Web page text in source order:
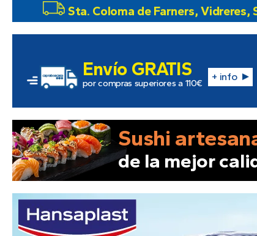
Sta. Coloma de Farners, Vidreres,
Envío GRATIS
por compras superiores a 110€
+ info
Sushi
de la mejor